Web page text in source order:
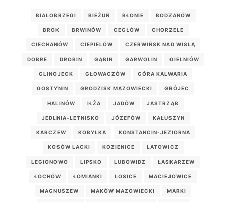
BIAŁOBRZEGI BIEŻUŃ BŁONIE BODZANÓW
BROK BRWINÓW CEGŁÓW CHORZELE
CIECHANÓW CIEPIELÓW CZERWIŃSK NAD WISŁĄ
DOBRE DROBIN GĄBIN GARWOLIN GIELNIÓW
GLINOJECK GŁOWACZÓW GÓRA KALWARIA
GOSTYNIN GRODZISK MAZOWIECKI GRÓJEC
HALINÓW IŁŻA JADÓW JASTRZĄB
JEDLNIA-LETNISKO JÓZEFÓW KAŁUSZYN
KARCZEW KOBYŁKA KONSTANCIN-JEZIORNA
KOSÓW LACKI KOZIENICE LATOWICZ
LEGIONOWO LIPSKO LUBOWIDZ ŁASKARZEW
ŁOCHÓW ŁOMIANKI ŁOSICE MACIEJOWICE
MAGNUSZEW MAKÓW MAZOWIECKI MARKI